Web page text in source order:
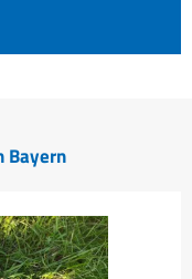
Bayern